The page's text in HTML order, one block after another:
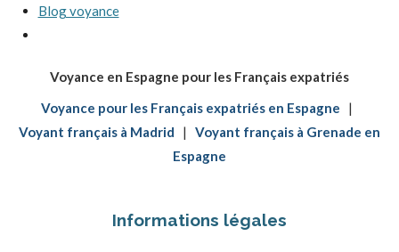
Blog voyance
Voyance en Espagne pour les Français expatriés
Voyance pour les Français expatriés en Espagne
|
Voyant français à Madrid
| Voyant français à Grenade en
Espagne
Informations légales